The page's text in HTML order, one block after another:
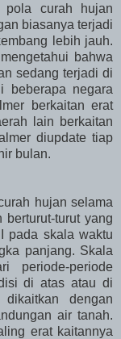
pola curah hujan
biasanya terjadi
lebih jauh.
bahwa
sedang terjadi di
beberapa negara
berkaitan erat
lain berkaitan
diupdate tiap
bulan.
hujan selama
turut yang
pada skala waktu
panjang. Skala
periode-periode
di atas atau di
dengan
air tanah.
erat kaitannya